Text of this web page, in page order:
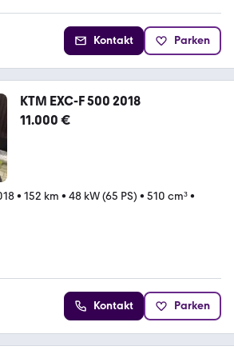
Kontakt Parken
KTM EXC-F 500 2018
11.000 €
• 152 km • 48 kW (65 PS) • 510 cm³•
Kontakt Parken